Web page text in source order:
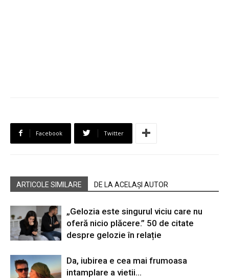
Facebook Twitter
ARTICOLE SIMILARE DE LA ACELAȘI AUTOR
„Gelozia este singurul viciu care nu
oferă nicio plăcere.” 50 de citate
despre gelozie în relație
Da, iubirea e cea mai frumoasa
intamplare a vietii…